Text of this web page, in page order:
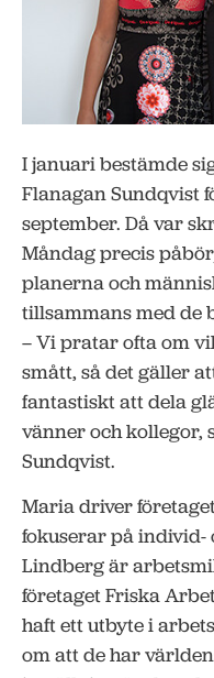
I januari bestämde
Flanagan Sundqvist
september. Då var
Måndag precis
planerna och
tillsammans med de
– Vi pratar ofta om
smått, så det gäller
fantastiskt att dela
vänner och kollegor,
Sundqvist.
Maria driver
fokuserar på individ-
Lindberg är
företaget Friska
haft ett utbyte i
om att de har